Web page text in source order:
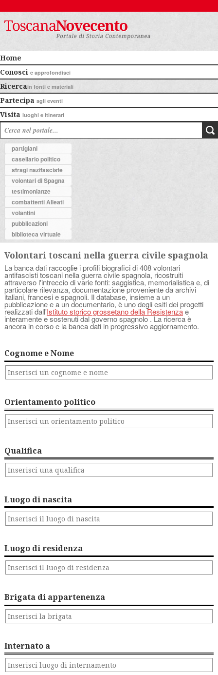
Home
Conosci e approfondisci
Ricercain fonti e materiali
Partecipa agli eventi
Visita luoghi e itinerari
partigiani
casellario politico
stragi nazifasciste
volontari di Spagna
testimonianze
combattenti Alleati
volantini
pubblicazioni
biblioteca virtuale
Volontari toscani nella guerra civile spagnola
La banca dati raccoglie i profili biografici di 408 volontari
antifascisti toscani nella guerra civile spagnola, ricostruiti
attraverso l'intreccio di varie fonti: saggistica, memorialistica e, di
particolare rilevanza, documentazione proveniente da archivi
italiani, francesi e spagnoli. Il database, insieme a un
pubblicazione e a un documentario, è uno degli esiti dei progetti
realizzati dall'Istituto storico grossetano della Resistenzae
interamente e sostenuti dal governo spagnolo . La ricerca è
ancora in corso e la banca dati in progressivo aggiornamento.
Cognome e Nome
Orientamento politico
Qualifica
Luogo di nascita
Luogo di residenza
Brigata di appartenenza
Internato a